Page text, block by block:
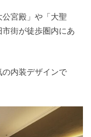
宮殿」や「大聖
街が徒歩圏内にあ
内装デザインで